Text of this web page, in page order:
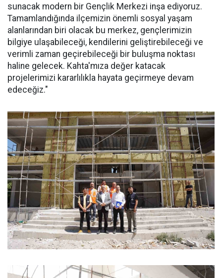
sunacak modern bir Gençlik Merkezi inşa ediyoruz.
Tamamlandığında ilçemizin önemli sosyal yaşam
alanlarından biri olacak bu merkez, gençlerimizin
bilgiye ulaşabileceği, kendilerini geliştirebileceği ve
verimli zaman geçirebileceği bir buluşma noktası
haline gelecek. Kahta'mıza değer katacak
projelerimizi kararlılıkla hayata geçirmeye devam
edeceğiz."